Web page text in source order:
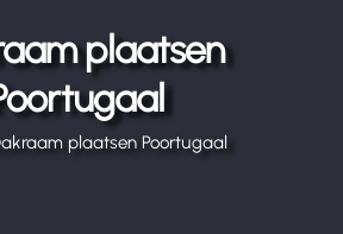
plaatsen
plaatsen Poortugaal